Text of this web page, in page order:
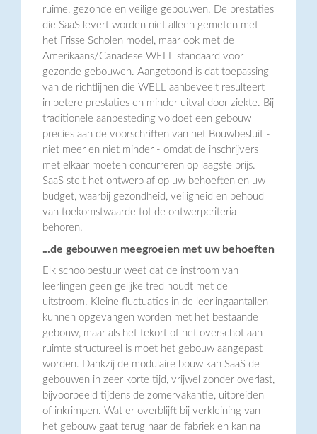
ruime, gezonde en veilige gebouwen. De prestaties
die SaaS levert worden niet alleen gemeten met
het Frisse Scholen model, maar ook met de
Amerikaans/Canadese WELL standaard voor
gezonde gebouwen. Aangetoond is dat toepassing
van de richtlijnen die WELL aanbeveelt resulteert
in betere prestaties en minder uitval door ziekte. Bij
traditionele aanbesteding voldoet een gebouw
precies aan de voorschriften van het Bouwbesluit -
niet meer en niet minder - omdat de inschrijvers
met elkaar moeten concurreren op laagste prijs.
SaaS stelt het ontwerp af op uw behoeften en uw
budget, waarbij gezondheid, veiligheid en behoud
van toekomstwaarde tot de ontwerpcriteria
behoren.
...de gebouwen meegroeien met uw behoeften
Elk schoolbestuur weet dat de instroom van
leerlingen geen gelijke tred houdt met de
uitstroom. Kleine fluctuaties in de leerlingaantallen
kunnen opgevangen worden met het bestaande
gebouw, maar als het tekort of het overschot aan
ruimte structureel is moet het gebouw aangepast
worden. Dankzij de modulaire bouw kan SaaS de
gebouwen in zeer korte tijd, vrijwel zonder overlast,
bijvoorbeeld tijdens de zomervakantie, uitbreiden
of inkrimpen. Wat er overblijft bij verkleining van
het gebouw gaat terug naar de fabriek en kan na